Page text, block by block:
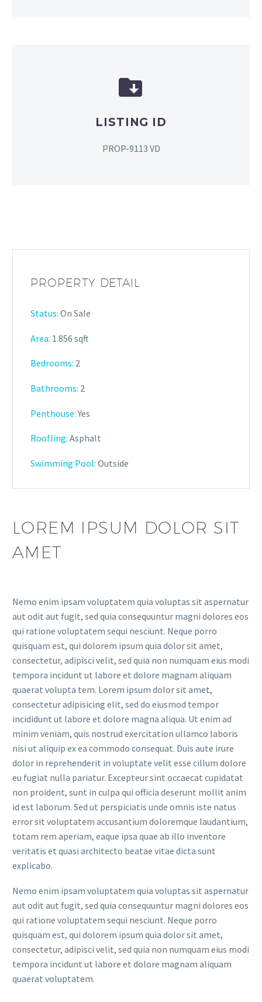


LISTING ID
PROP-9113 VD
PROPERTY DETAIL
Status: On Sale
Area: 1.856 sqft
Bedrooms: 2
Bathrooms: 2
Penthouse:Yes
Roofling: Asphalt
Swimming Pool: Outside
LOREM IPSUM DOLOR SIT
AMET
Nemo enim ipsam voluptatem quia voluptas sit aspernatur
aut odit aut fugit, sed quia consequuntur magni dolores eos
qui ratione voluptatem sequi nesciunt. Neque porro
quisquam est, qui dolorem ipsum quia dolor sit amet,
consectetur, adipisci velit, sed quia non numquam eius modi
tempora incidunt ut labore et dolore magnam aliquam
quaerat volupta tem. Lorem ipsum dolor sit amet,
consectetur adipisicing elit, sed do eiusmod tempor
incididunt ut labore et dolore magna aliqua. Ut enim ad
minim veniam, quis nostrud exercitation ullamco laboris
nisi ut aliquip ex ea commodo consequat. Duis aute irure
dolor in reprehenderit in voluptate velit esse cillum dolore
eu fugiat nulla pariatur. Excepteur sint occaecat cupidatat
non proident, sunt in culpa qui officia deserunt mollit anim
id est laborum. Sed ut perspiciatis unde omnis iste natus
error sit voluptatem accusantium doloremque laudantium,
totam rem aperiam, eaque ipsa quae ab illo inventore
veritatis et quasi architecto beatae vitae dicta sunt
explicabo.
Nemo enim ipsam voluptatem quia voluptas sit aspernatur
aut odit aut fugit, sed quia consequuntur magni dolores eos
qui ratione voluptatem sequi nesciunt. Neque porro
quisquam est, qui dolorem ipsum quia dolor sit amet,
consectetur, adipisci velit, sed quia non numquam eius modi
tempora incidunt ut labore et dolore magnam aliquam
quaerat voluptatem.